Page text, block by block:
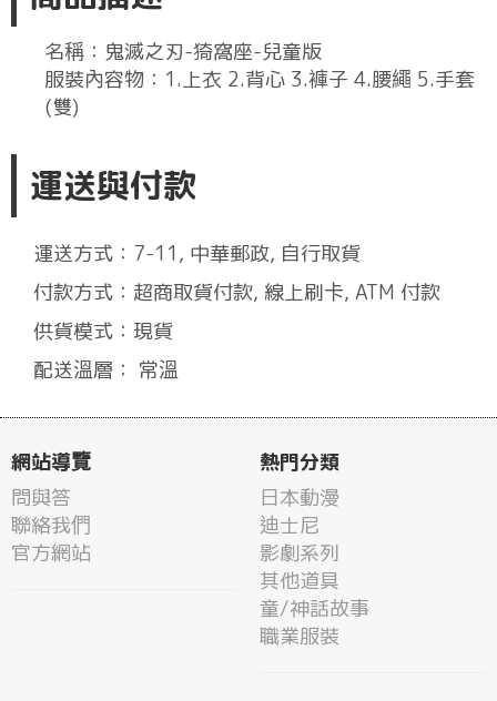
名稱：鬼滅之刃-猗窩座-兒童版
服裝內容物：1.上衣 2.背心 3.褲子 4.腰繩 5.手套
(雙)
運送與付款
運送方式：7-11, 中華郵政, 自行取貨
付款方式：超商取貨付款, 線上刷卡, ATM 付款
供貨模式：現貨
配送溫層： 常溫
網站導覽
問與答
聯絡我們
官方網站
熱門分類
日本動漫
迪士尼
影劇系列
其他道具
童/神話故事
職業服裝